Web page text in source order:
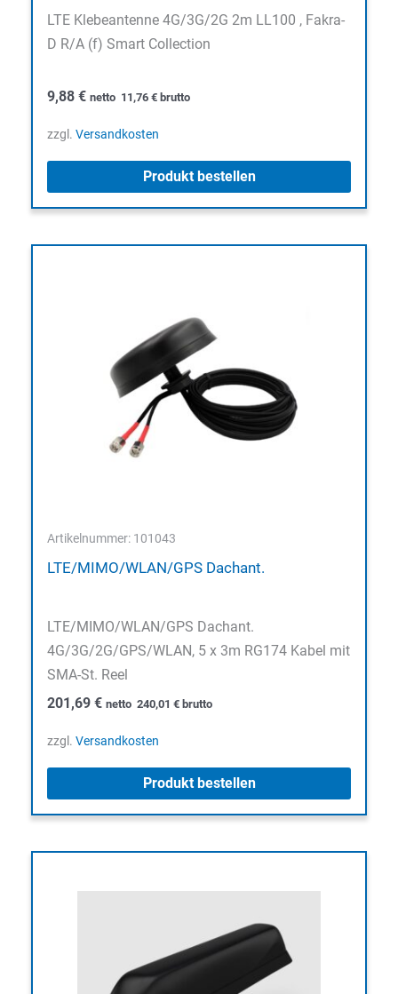
LTE Klebeantenne 4G/3G/2G 2m LL100 , Fakra-
D R/A (f) Smart Collection
9,88 € netto 11,76 € brutto
zzgl. Versandkosten
Produkt bestellen
Artikelnummer: 101043
LTE/MIMO/WLAN/GPS Dachant.
LTE/MIMO/WLAN/GPS Dachant.
4G/3G/2G/GPS/WLAN, 5 x 3m RG174 Kabel mit
SMA-St. Reel
201,69 € netto 240,01 € brutto
zzgl. Versandkosten
Produkt bestellen